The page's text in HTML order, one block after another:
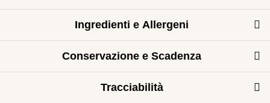
Ingredienti e Allergeni
Conservazione e Scadenza
Tracciabilità